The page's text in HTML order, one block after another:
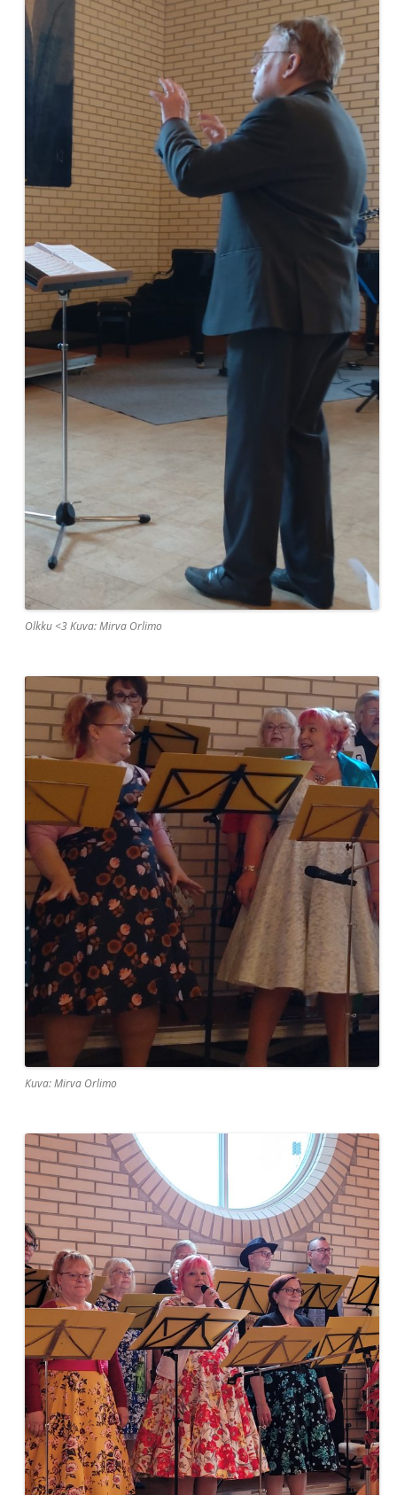
Olkku <3 Kuva: Mirva Orlimo
Kuva: Mirva Orlimo